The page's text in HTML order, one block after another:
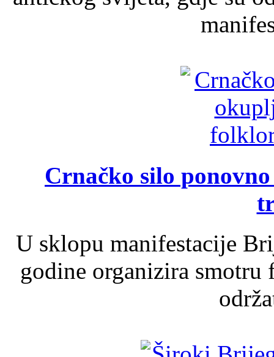
Crnačko silo
U sklopu manifestacije
godine organizira